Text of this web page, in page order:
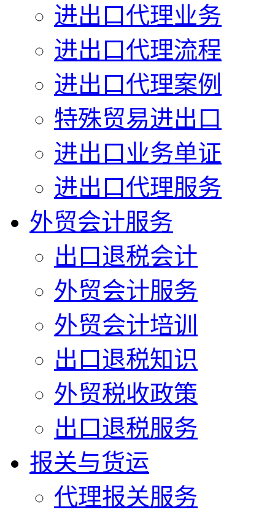
进出口代理业务
进出口代理流程
进出口代理案例
特殊贸易进出口
进出口业务单证
进出口代理服务
外贸会计服务
出口退税会计
外贸会计服务
外贸会计培训
出口退税知识
外贸税收政策
出口退税服务
报关与货运
代理报关服务